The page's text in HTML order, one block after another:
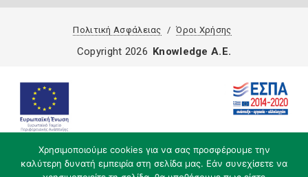
Πολιτική Ασφάλειας Όροι Χρήσης
Χρησιμοποιούμε cookies για να σας προσφέρουμε την
καλύτερη δυνατή εμπειρία στη σελίδα μας. Εάν συνεχίσετε να
Copyright 2026 Knowledge A.E.